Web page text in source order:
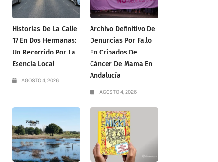
Historias De La Calle
17 En Dos Hermanas:
Un Recorrido Por La
Esencia Local
AGOSTO 4, 2026
Archivo Definitivo De
Denuncias Por Fallo
En Cribados De
Cáncer De Mama En
Andalucía
AGOSTO 4, 2026